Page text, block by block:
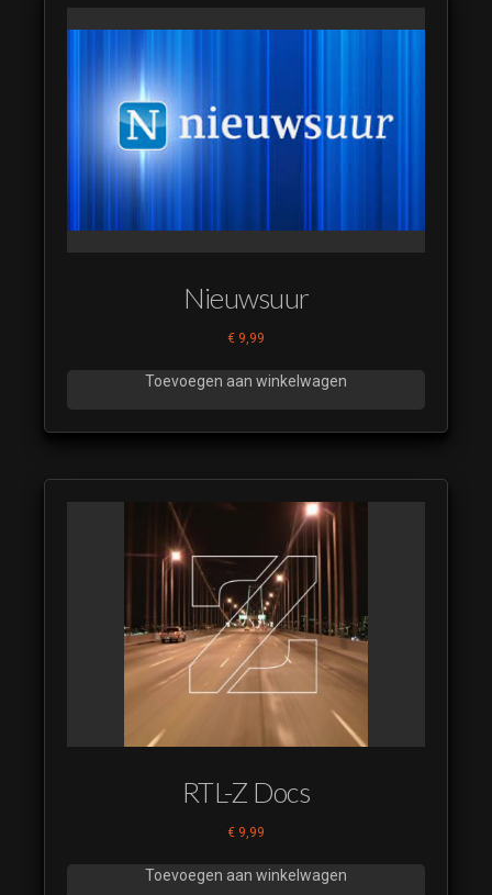
Nieuwsuur
€ 9,99
Toevoegen aan winkelwagen
RTL-Z Docs
€ 9,99
Toevoegen aan winkelwagen